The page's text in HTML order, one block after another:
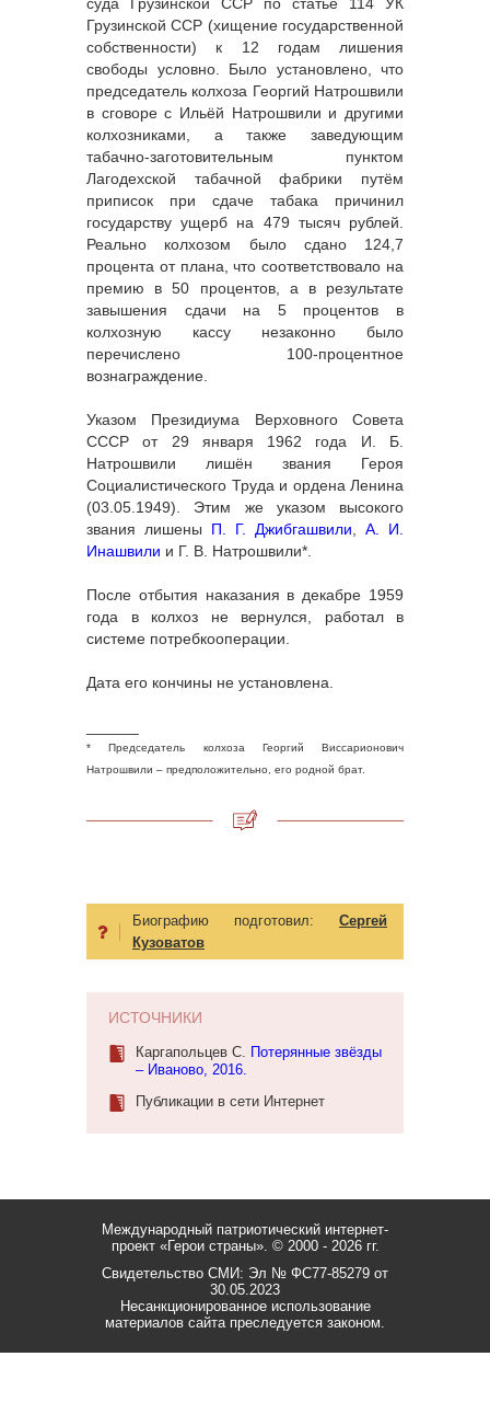
суда Грузинской ССР по статье 114 УК
Грузинской ССР (хищение государственной
собственности) к 12 годам лишения
свободы условно. Было установлено, что
председатель колхоза Георгий Натрошвили
в сговоре с Ильёй Натрошвили и другими
колхозниками, а также заведующим
табачно-заготовительным пунктом
Лагодехской табачной фабрики путём
приписок при сдаче табака причинил
государству ущерб на 479 тысяч рублей.
Реально колхозом было сдано 124,7
процента от плана, что соответствовало на
премию в 50 процентов, а в результате
завышения сдачи на 5 процентов в
колхозную кассу незаконно было
перечислено 100-процентное
вознаграждение.
Указом Президиума Верховного Совета
СССР от 29 января 1962 года И. Б.
Натрошвили лишён звания Героя
Социалистического Труда и ордена Ленина
(03.05.1949). Этим же указом высокого
звания лишены П. Г. Джибгашвили, А. И.
Инашвили и Г. В. Натрошвили*.
После отбытия наказания в декабре 1959
года в колхоз не вернулся, работал в
системе потребкооперации.
Дата его кончины не установлена.
* Председатель колхоза Георгий Виссарионович
Натрошвили – предположительно, его родной брат.
Биографию подготовил: Сергей
Кузоватов
ИСТОЧНИКИ
Каргапольцев С. Потерянные звёзды
– Иваново, 2016.
Публикации в сети Интернет
Международный патриотический интернет-
проект «Герои страны». © 2000 - 2026 гг.
Свидетельство СМИ: Эл № ФС77-85279 от
30.05.2023
Несанкционированное использование
материалов сайта преследуется законом.